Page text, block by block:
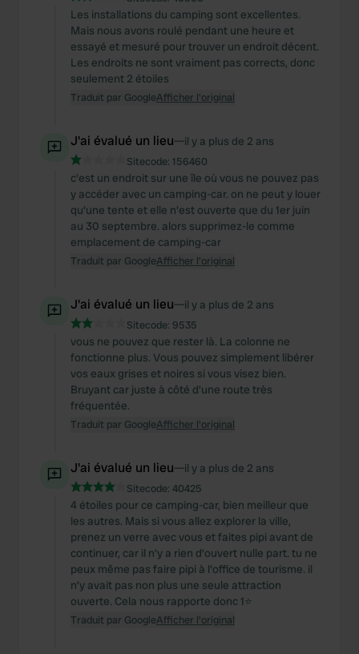
Les installations du camping sont excellentes.
Mais nous avons roulé pendant une heure et
essayé et mesuré pour trouver un endroit décent.
Les endroits ne sont vraiment pas corrects, donc
seulement 2 étoiles
Traduit par GoogleAfficher l'original
J'ai évalué un lieu—il y a plus de 2 ans
Sitecode: 156460
c'est un endroit sur une île où vous ne pouvez pas
y accéder avec un camping-car. on ne peut y louer
qu'une tente et elle n'est ouverte que du 1er juin
au 30 septembre. alors supprimez-le comme
emplacement de camping-car
Traduit par GoogleAfficher l'original
J'ai évalué un lieu—il y a plus de 2 ans
Sitecode: 9535
vous ne pouvez que rester là. La colonne ne
fonctionne plus. Vous pouvez simplement libérer
vos eaux grises et noires si vous visez bien.
Bruyant car juste à côté d'une route très
fréquentée.
Traduit par GoogleAfficher l'original
J'ai évalué un lieu—il y a plus de 2 ans
Sitecode: 40425
4 étoiles pour ce camping-car, bien meilleur que
les autres. Mais si vous allez explorer la ville,
prenez un verre avec vous et faites pipi avant de
continuer, car il n'y a rien d'ouvert nulle part. tu ne
peux même pas faire pipi à l'office de tourisme. il
n’y avait pas non plus une seule attraction
ouverte. Cela nous rapporte donc 1⭐️
Traduit par GoogleAfficher l'original